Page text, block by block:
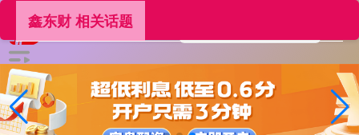
鑫东财 相关话题